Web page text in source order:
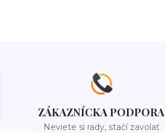
ZÁKAZNÍCKA PODPORA
Neviete si rady, stačí zavolať